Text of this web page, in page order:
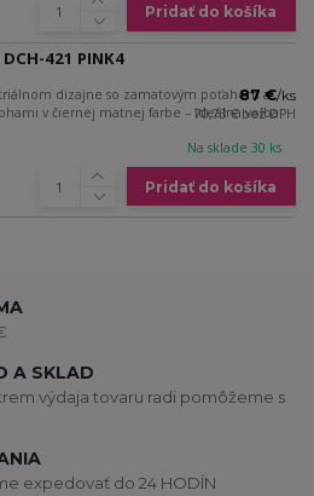
Pridať do košíka
421 PINK4
dizajne so zamatovým poťahom a
v čiernej matnej farbe – ideálna voľba
87 €/ks
70,73 €bez DPH
Na sklade 30 ks
Pridať do košíka
A SKLAD
výdaja tovaru radi pomôžeme s
expedovať do 24 HODÍN